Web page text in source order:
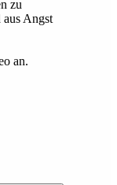
zu
Angst
an.